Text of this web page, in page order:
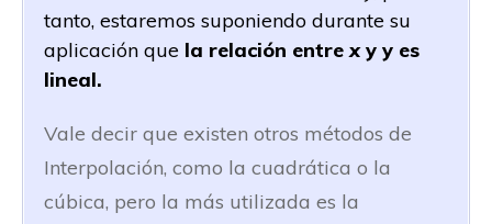
tanto, estaremos suponiendo durante su
aplicación que la relación entre xy y es
lineal.
Vale decir que existen otros métodos de
Interpolación, como la cuadrática o la
cúbica, pero la más utilizada es la